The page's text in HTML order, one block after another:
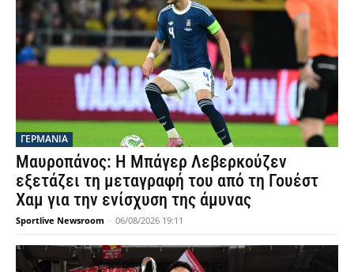
ΓΕΡΜΑΝΙΑ
Μαυροπάνος: Η Μπάγερ Λεβερκούζεν
εξετάζει τη μεταγραφή του από τη Γουέστ
Χαμ για την ενίσχυση της άμυνας
Sportlive Newsroom - 06/08/2026 19:11